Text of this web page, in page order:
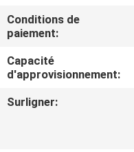
CONTRÔLE
DE
QUALITÉ
NOUS
Conditions de
paiement:
Capacité
d'approvisionnement:
Surligner: